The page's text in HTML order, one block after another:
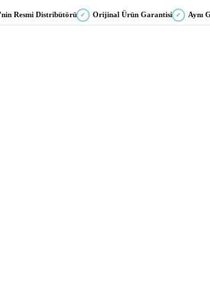
Resmi Distribütörü ✓ Orijinal Ürün Garantisi ✓ Aynı